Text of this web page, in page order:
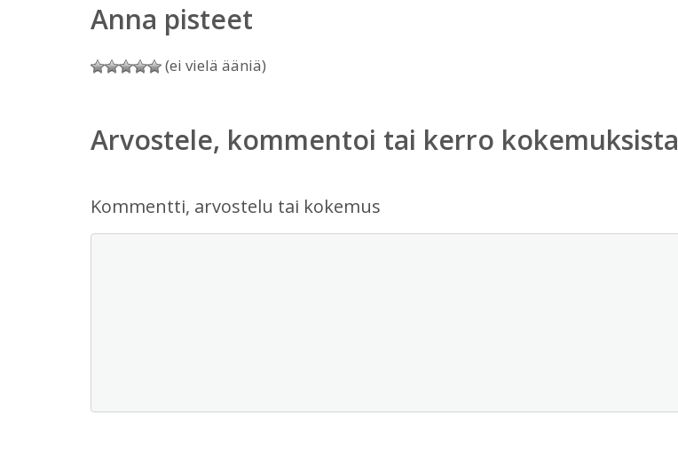
Anna pisteet
(ei vielä ääniä)
Arvostele, kommentoi tai kerro kokemuksista
Kommentti, arvostelu tai kokemus